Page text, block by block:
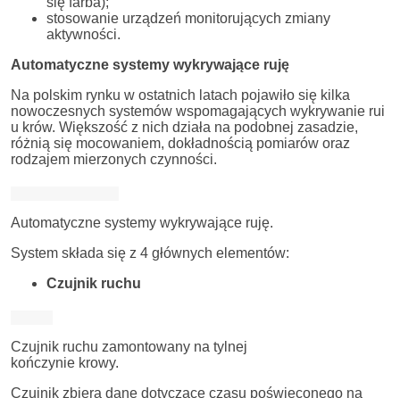
stosowanie urządzeń monitorujących zmiany
aktywności.
Automatyczne systemy wykrywające ruję
Na polskim rynku w ostatnich latach pojawiło się kilka
nowoczesnych systemów wspomagających wykrywanie rui
u krów. Większość z nich działa na podobnej zasadzie,
różnią się mocowaniem, dokładnością pomiarów oraz
rodzajem mierzonych czynności.
Automatyczne systemy wykrywające ruję.
System składa się z 4 głównych elementów:
Czujnik ruchu
Czujnik ruchu zamontowany na tylnej
kończynie krowy.
Czujnik zbiera dane dotyczące czasu poświęconego na